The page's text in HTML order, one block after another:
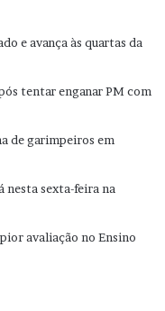
e avança às quartas da
tentar enganar PM com
de garimpeiros em
nesta sexta-feira na
avaliação no Ensino